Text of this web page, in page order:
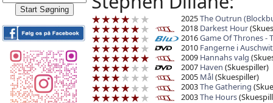
2025The Outrun
2018 Darkest Hour
2016Game Of Thrones -
2010 Fangerne i
2009 Hannahs valg
2007 Haven (Skuespiller)
2005 Mål(Skuespiller)
2003The Gathering
2003The Hours